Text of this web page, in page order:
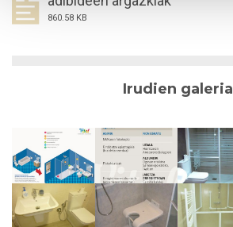
860.58 KB
Irudien galeria